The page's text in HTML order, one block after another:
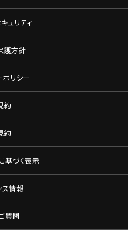
ュリティ
護方針
ポリシー
約
約
基づく表示
ス情報
質問